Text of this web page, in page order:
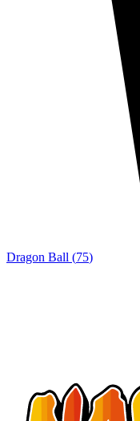
Dragon Ball (75)